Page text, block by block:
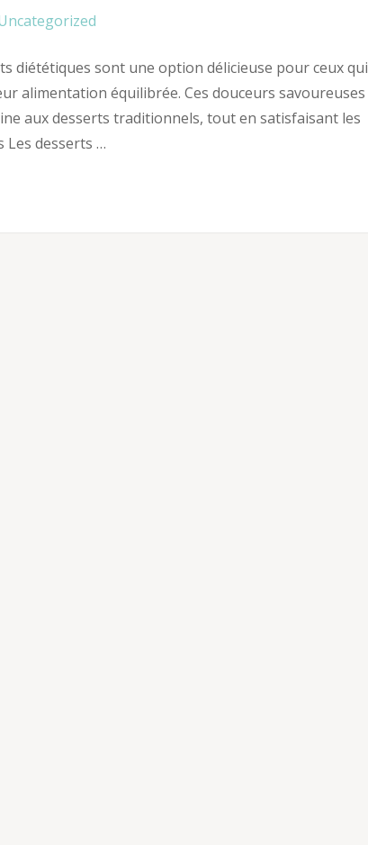
diététiques sont une option délicieuse pour ceux qui
alimentation équilibrée. Ces douceurs savoureuses
aux desserts traditionnels, tout en satisfaisant les
Les desserts …